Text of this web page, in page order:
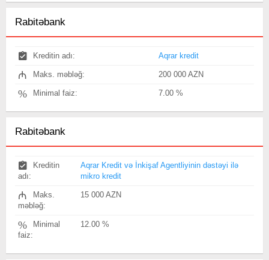
Rabitəbank
Kreditin adı: Aqrar kredit
₼ Maks. məbləğ: 200 000 AZN
% Minimal faiz: 7.00 %
Rabitəbank
Kreditin
adı:
Aqrar Kredit və İnkişaf Agentliyinin dəstəyi ilə
mikro kredit
₼
Maks.
məbləğ:
15 000 AZN
%
Minimal
faiz:
12.00 %